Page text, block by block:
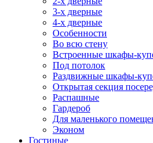
3-х дверные
4-х дверные
Особенности
Во всю стену
Встроенные шкафы-
Под потолок
Раздвижные шкафы-
Открытая секция
Распашные
Гардероб
Для маленького
Эконом
Гостиные